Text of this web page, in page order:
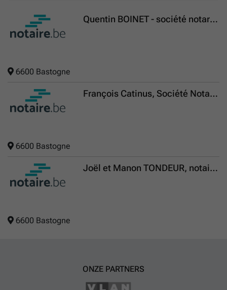
Quentin BOINET - société notariale
6600 Bastogne
François Catinus, Société Notariale
6600 Bastogne
Joël et Manon TONDEUR, notaires associés
6600 Bastogne
ONZE PARTNERS